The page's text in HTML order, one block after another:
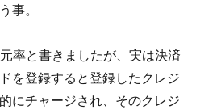
事。
率と書きましたが、実は決済
を登録すると登録したクレジ
にチャージされ、そのクレジ